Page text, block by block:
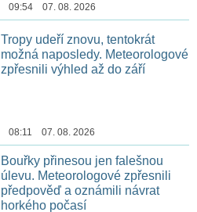
09:54 07. 08. 2026
Tropy udeří znovu, tentokrát
možná naposledy. Meteorologové
zpřesnili výhled až do září
08:11 07. 08. 2026
Bouřky přinesou jen falešnou
úlevu. Meteorologové zpřesnili
předpověď a oznámili návrat
horkého počasí